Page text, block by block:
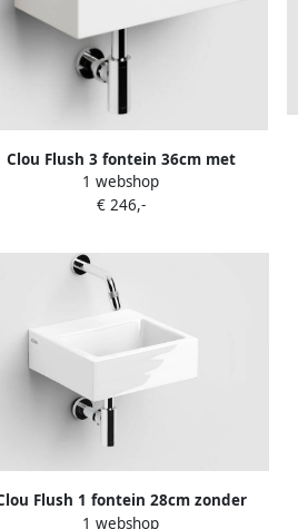
Clou Flush 3 fontein 36cm met
kraangat links mat wit keramiek
1 webshop
€ 246,-
Flush 1 fontein 28cm zonder
kraangat met plug wit keram. CL
1 webshop